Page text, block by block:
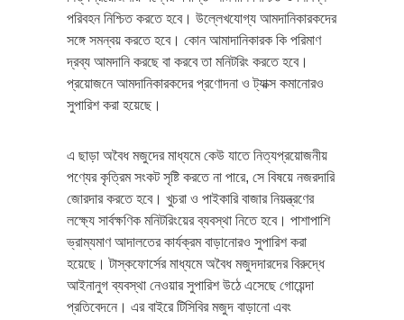
পরিবহন নিশ্চিত করতে হবে। উল্লেখযোগ্য আমদানিকারকদের
সঙ্গে সমন্বয় করতে হবে। কোন আমাদানিকারক কি পরিমাণ
দ্রব্য আমদানি করছে বা করবে তা মনিটরিং করতে হবে।
প্রয়োজনে আমদানিকারকদের প্রণোদনা ও ট্যাক্স কমানোরও
সুপারিশ করা হয়েছে।
এ ছাড়া অবৈধ মজুদের মাধ্যমে কেউ যাতে নিত্যপ্রয়োজনীয়
পণ্যের কৃত্রিম সংকট সৃষ্টি করতে না পারে, সে বিষয়ে নজরদারি
জোরদার করতে হবে। খুচরা ও পাইকারি বাজার নিয়ন্ত্রণের
লক্ষ্যে সার্বক্ষণিক মনিটরিংয়ের ব্যবস্থা নিতে হবে। পাশাপাশি
ভ্রাম্যমাণ আদালতের কার্যক্রম বাড়ানোরও সুপারিশ করা
হয়েছে। টাস্কফোর্সের মাধ্যমে অবৈধ মজুদদারদের বিরুদ্ধে
আইনানুগ ব্যবস্থা নেওয়ার সুপারিশ উঠে এসেছে গোয়েন্দা
প্রতিবেদনে। এর বাইরে টিসিবির মজুদ বাড়ানো এবং